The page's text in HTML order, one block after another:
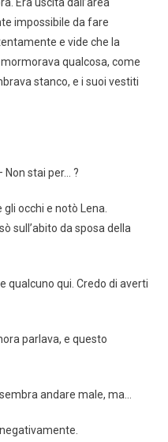
impossibile da fare
e vide che la
qualcosa, come
stanco, e i suoi vestiti
Non stai per… ?
occhi e notò Lena.
sull’abito da sposa della
qualcuno qui. Credo di averti
parlava, e questo
andare male, ma…